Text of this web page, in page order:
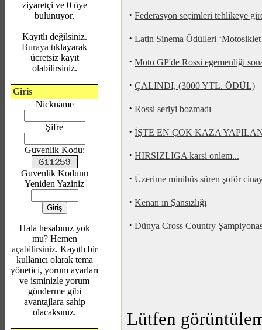
ziyaretçi ve 0 üye
bulunuyor.
Kayıtlı değilsiniz.
Buraya tıklayarak
ücretsiz kayıt
olabilirsiniz.
Giris
Nickname
Şifre
Guvenlik Kodu:
Guvenlik Kodunu
Yeniden Yaziniz
Hala hesabınız yok
mu? Hemen
açabilirsiniz. Kayıtlı bir
kullanıcı olarak tema
yönetici, yorum ayarları
ve isminizle yorum
gönderme gibi
avantajlara sahip
olacaksınız.
· Federasyon seçimleri tehlikeye
· Latin Sinema Ödülleri
· Moto GP'de Rossi egemenliği
· ÇALINDI, (3000 YTL. ÖDÜL)
· Rossi seriyi bozmadı
· İŞTE EN ÇOK KAZA
· HIRSIZLIGA karsi onlem...
· Üzerime minibüs süren şoför
· Kenan ın Şansızlığı
· Dünya Cross Country
Lütfen